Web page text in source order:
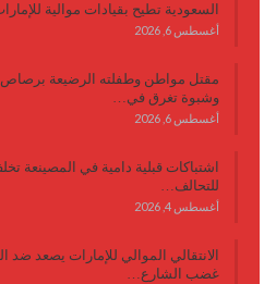
السعودية تطيح بقيادات موالية
أغسطس 6, 2026
مقتل مواطن وطفلته الرضيعة
وشبوة تغرق في…
أغسطس 6, 2026
اشتباكات قبلية دامية في
للتحالف…
أغسطس 4, 2026
الانتقالي الموالي للإمارات يصعد
غضب الشارع…